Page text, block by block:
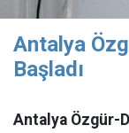
Antalya
Başladı
Antalya Özgür-